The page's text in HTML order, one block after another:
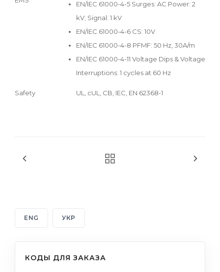
EN/IEC 61000-4-5 Surges: AC Power: 2
kV; Signal: 1 kV
EN/IEC 61000-4-6 CS: 10V
EN/IEC 61000-4-8 PFMF: 50 Hz, 30A/m
EN/IEC 61000-4-11 Voltage Dips & Voltage
Interruptions: 1 cycles at 60 Hz
Safety UL, cUL, CB, IEC, EN 62368-1
ENG УКР
КОДЫ ДЛЯ ЗАКАЗА